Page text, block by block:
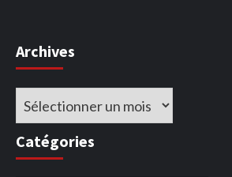
Archives
Archives
Catégories